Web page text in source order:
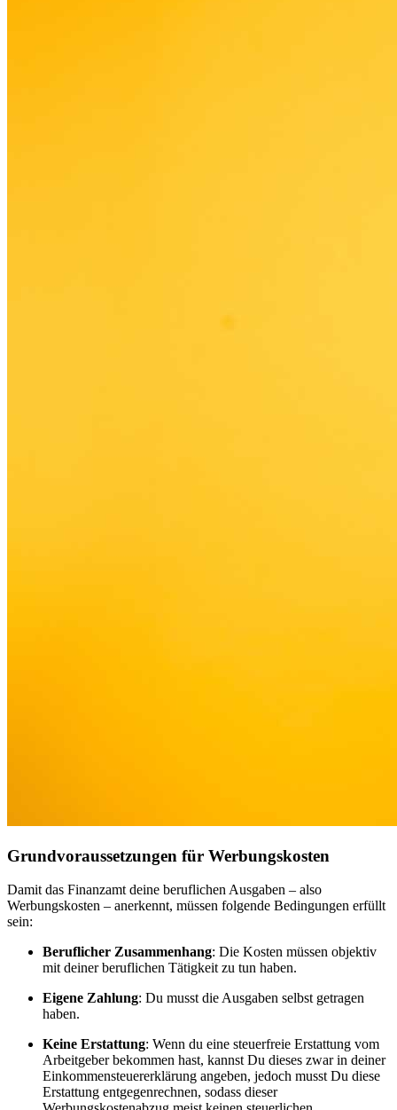
Grundvoraussetzungen für Werbungskosten
Damit das Finanzamt deine beruflichen Ausgaben – also
Werbungskosten – anerkennt, müssen folgende Bedingungen erfüllt
sein:
Beruflicher Zusammenhang: Die Kosten müssen objektiv
mit deiner beruflichen Tätigkeit zu tun haben.
Eigene Zahlung: Du musst die Ausgaben selbst getragen
haben.
Keine Erstattung: Wenn du eine steuerfreie Erstattung vom
Arbeitgeber bekommen hast, kannst Du dieses zwar in deiner
Einkommensteuererklärung angeben, jedoch musst Du diese
Erstattung entgegenrechnen, sodass dieser